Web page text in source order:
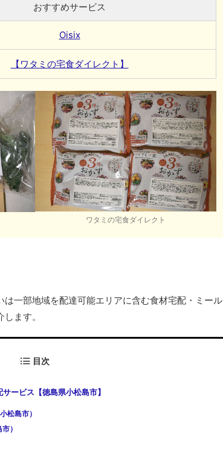
おすすめサービス
Oisix
【ワタミの宅食ダイレクト】
ワタミの宅食ダイレクト
一部地域を配達可能エリアに含む食材宅配・ミール
ます。
目次
ービス【徳島県小松島市】
松島市）
）